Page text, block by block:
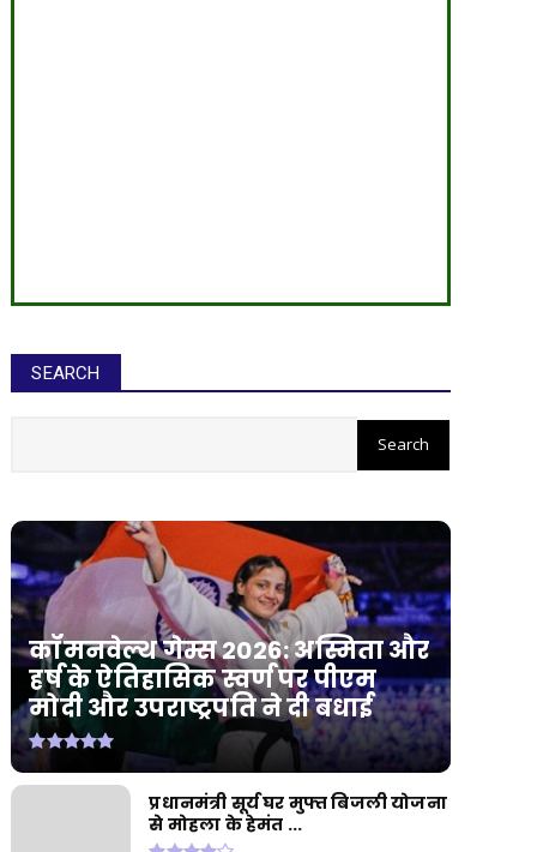
SEARCH
कॉमनवेल्थ गेम्स 2026: अस्मिता और
हर्ष के ऐतिहासिक स्वर्ण पर पीएम
मोदी और उपराष्ट्रपति ने दी बधाई
प्रधानमंत्री सूर्य घर मुफ्त बिजली योजना
से मोहला के हेमंत ...